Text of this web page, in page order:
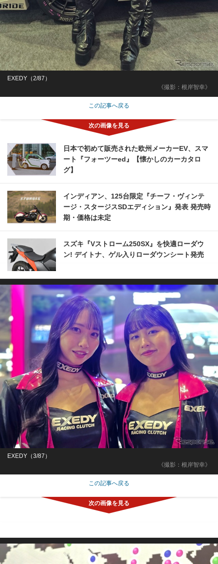
《撮影：根岸智幸》
EXEDY（2/87）
この記事へ戻る
日本で初めて販売された欧州メーカーEV、スマ
ート『フォーツーed』【懐かしのカーカタロ
グ】
インディアン、125台限定『チーフ・ヴィンテ
ージ・スタージスSDエディション』発表 発売時
期・価格は未定
スズキ『Vストローム250SX』を快適ローダウ
ン! デイトナ、ゲル入りローダウンシート発売
《撮影：根岸智幸》
EXEDY（3/87）
この記事へ戻る